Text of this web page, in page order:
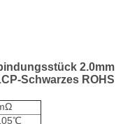
2.0mm
Schwarzes ROHS